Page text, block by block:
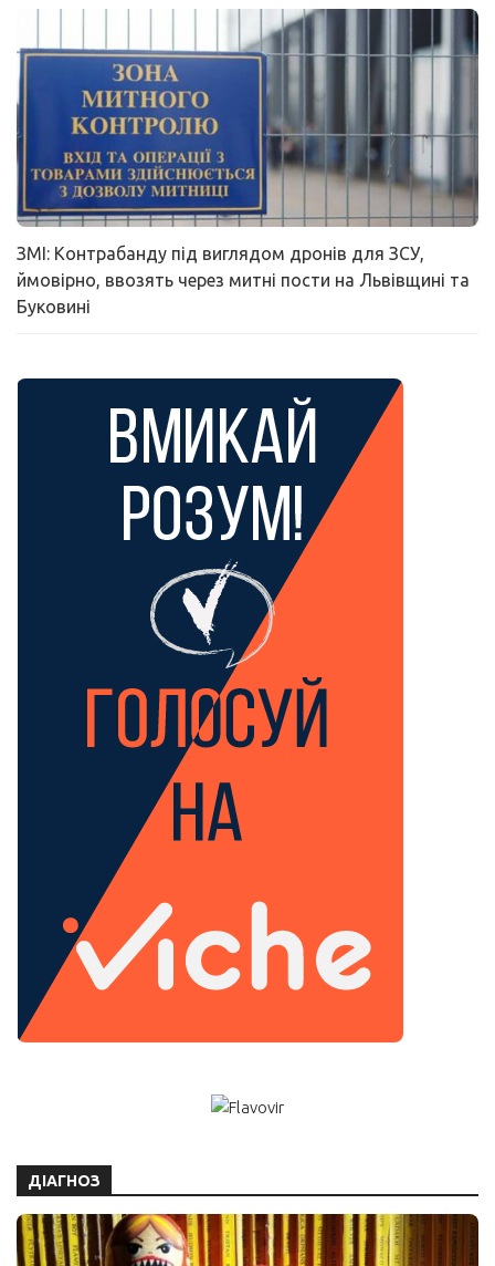
ЗМІ: Контрабанду під виглядом дронів для ЗСУ,
ймовірно, ввозять через митні пости на Львівщині та
Буковині
ДІАГНОЗ